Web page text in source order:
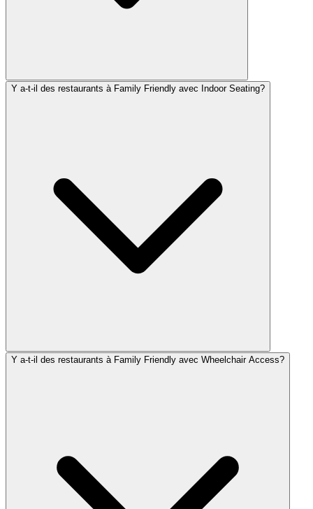
Y a-t-il des restaurants à Family Friendly avec Indoor Seating?
Y a-t-il des restaurants à Family Friendly avec Wheelchair Access?